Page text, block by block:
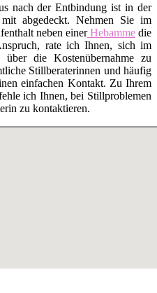
nach der Entbindung ist in der
mit abgedeckt. Nehmen Sie im
neben einerHebamme die
rate ich Ihnen, sich im
über die Kostenübernahme zu
Stillberaterinnen und häufig
einfachen Kontakt. Zu Ihrem
ich Ihnen, bei Stillproblemen
zu kontaktieren.